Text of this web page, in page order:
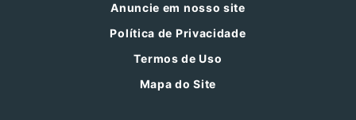
Anuncie em nosso site
Política de Privacidade
Termos de Uso
Mapa do Site